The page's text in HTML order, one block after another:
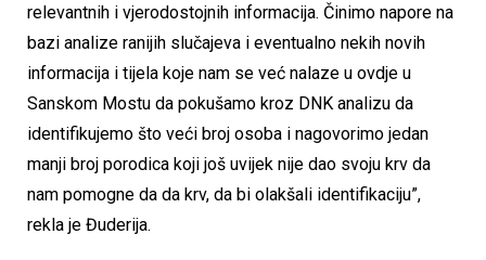
relevantnih i vjerodostojnih informacija. Činimo napore na
bazi analize ranijih slučajeva i eventualno nekih novih
informacija i tijela koje nam se već nalaze u ovdje u
Sanskom Mostu da pokušamo kroz DNK analizu da
identifikujemo što veći broj osoba i nagovorimo jedan
manji broj porodica koji još uvijek nije dao svoju krv da
nam pomogne da da krv, da bi olakšali identifikaciju”,
rekla je Đuderija.